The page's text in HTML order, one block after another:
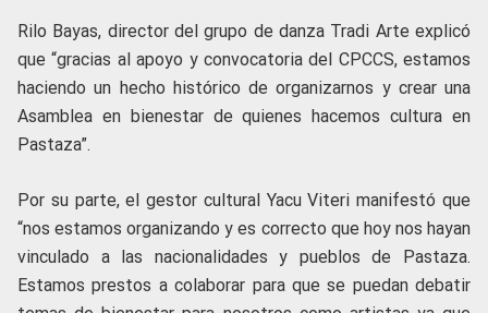
Rilo Bayas, director del grupo de danza Tradi Arte explicó
que “gracias al apoyo y convocatoria del CPCCS, estamos
haciendo un hecho histórico de organizarnos y crear una
Asamblea en bienestar de quienes hacemos cultura en
Pastaza”.
Por su parte, el gestor cultural Yacu Viteri manifestó que
“nos estamos organizando y es correcto que hoy nos hayan
vinculado a las nacionalidades y pueblos de Pastaza.
Estamos prestos a colaborar para que se puedan debatir